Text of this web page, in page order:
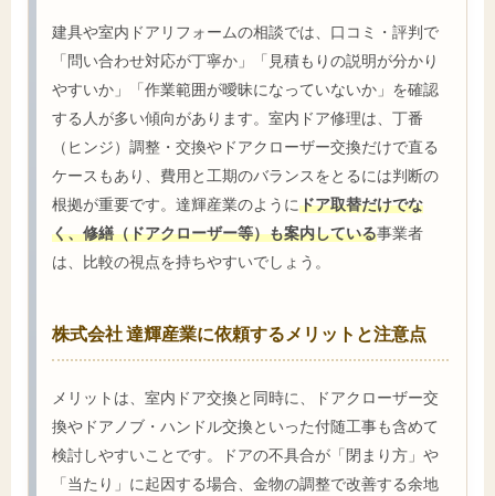
建具や室内ドアリフォームの相談では、口コミ・評判で
「問い合わせ対応が丁寧か」「見積もりの説明が分かり
やすいか」「作業範囲が曖昧になっていないか」を確認
する人が多い傾向があります。室内ドア修理は、丁番
（ヒンジ）調整・交換やドアクローザー交換だけで直る
ケースもあり、費用と工期のバランスをとるには判断の
根拠が重要です。達輝産業のようにドア取替だけでな
く、修繕（ドアクローザー等）も案内している事業者
は、比較の視点を持ちやすいでしょう。
株式会社 達輝産業に依頼するメリットと注意点
メリットは、室内ドア交換と同時に、ドアクローザー交
換やドアノブ・ハンドル交換といった付随工事も含めて
検討しやすいことです。ドアの不具合が「閉まり方」や
「当たり」に起因する場合、金物の調整で改善する余地